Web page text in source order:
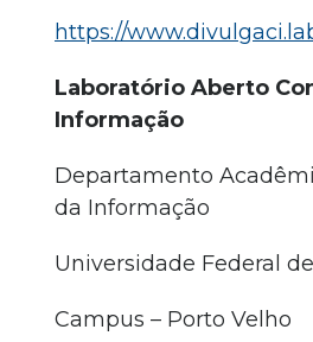
https://
Laboratório Aberto
Informação
Departamento
da Informação
Universidade Federal
Campus – Porto Velho